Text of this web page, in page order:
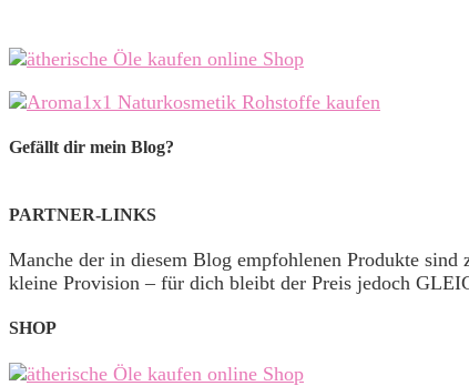
Gefällt dir mein Blog?
PARTNER-LINKS
Manche der in diesem Blog empfohlenen Produkte sind
kleine Provision – für dich bleibt der Preis jedoch
SHOP